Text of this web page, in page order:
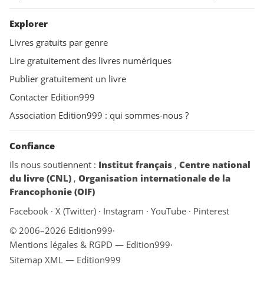
Explorer
Livres gratuits par genre
Lire gratuitement des livres numériques
Publier gratuitement un livre
Contacter Edition999
Association Edition999 : qui sommes-nous ?
Confiance
Ils nous soutiennent : Institut français , Centre national
du livre (CNL) , Organisation internationale de la
Francophonie (OIF)
Facebook · X (Twitter) · Instagram · YouTube · Pinterest
© 2006–2026 Edition999·
Mentions légales & RGPD — Edition999·
Sitemap XML — Edition999